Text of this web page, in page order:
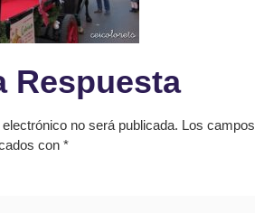
Respuesta
no será publicada. Los campos
con *